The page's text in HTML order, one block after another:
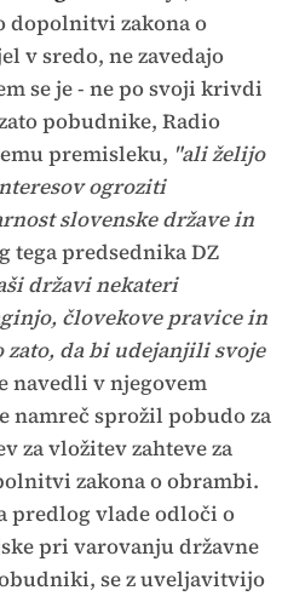
dopolnitvi zakona o
v sredo, ne zavedajo
se je - ne po svoji krivdi
pobudnike, Radio
premisleku, "ali želijo
ogroziti
slovenske države in
tega predsednika DZ
državi nekateri
človekove pravice in
da bi udejanjili svoje
navedli v njegovem
namreč sprožil pobudo za
za vložitev zahteve za
zakona o obrambi.
predlog vlade odloči o
pri varovanju državne
se z uveljavitvijo